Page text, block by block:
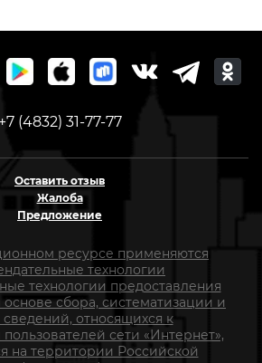
+7 (4832) 31-77-77
Оставить отзыв
Жалоба
Предложение
ресурсе применяются
технологии
технологии предоставления
сбора, систематизации и
сведений, относящихся к
сети «Интернет»,
на территории Российской